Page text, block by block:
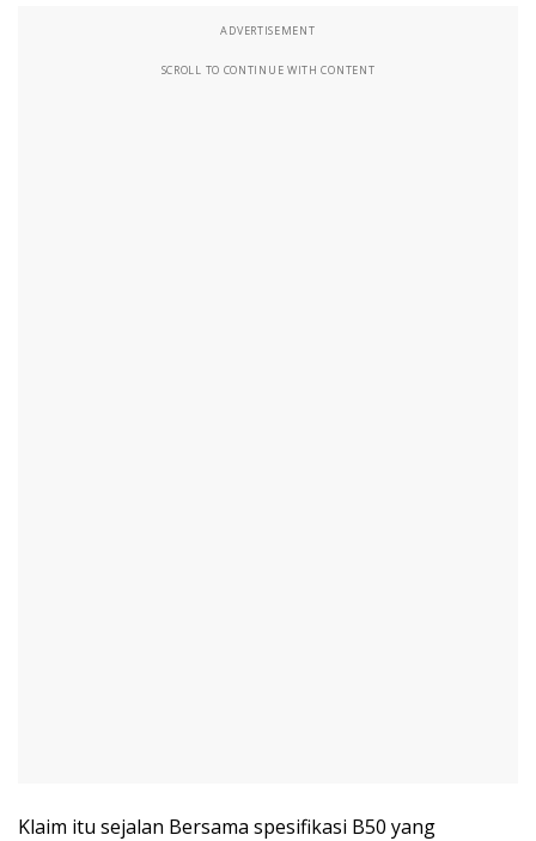
ADVERTISEMENT
SCROLL TO CONTINUE WITH CONTENT
Klaim itu sejalan Bersama spesifikasi B50 yang